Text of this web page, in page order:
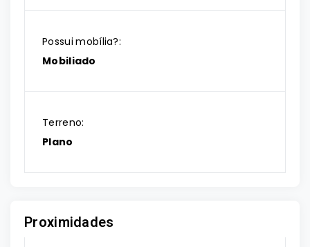
Possui mobília?:
Mobiliado
Terreno:
Plano
Proximidades